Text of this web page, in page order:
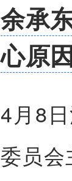
余承
心原
4月8
委员会